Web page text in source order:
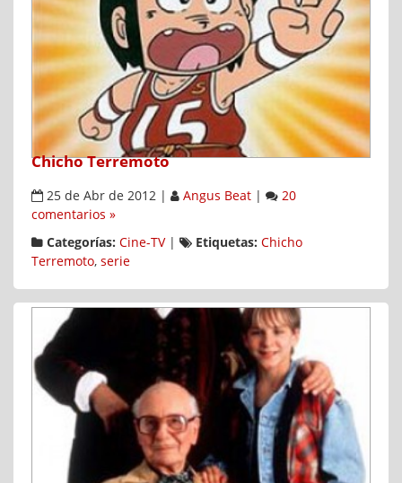
Chicho Terremoto
25 de Abr de 2012 | Angus Beat |
20
comentarios »
Categorías: Cine-TV| Etiquetas: Chicho
Terremoto, serie